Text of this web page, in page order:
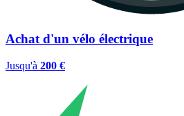
Achat d'un vélo électrique
Jusqu'à 200 €